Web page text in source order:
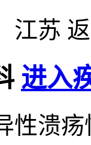
江苏
进入
性溃